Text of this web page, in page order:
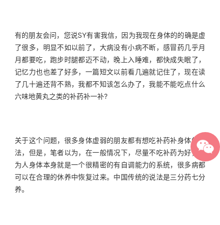
有的朋友会问，您说SY有害我信，因为我现在身体的的确是虚
了很多，明显不如以前了，大病没有小病不断，感冒药几乎月
月都要吃，跑步时腿都迈不动，晚上入睡难，都快成失眠了，
记忆力也也差了好多，一篇短文以前看几遍就记住了，现在读
了几十遍还背不熟，我都不知该怎么办了，我能不能吃点什么
六味地黄丸之类的补药补一补?
关于这个问题，很多身体虚弱的朋友都有想吃补药补身体的想
法，但是，笔者以为，在一般情况下，尽量不吃补药为好，因
为人身体本身就是一个很精密的有自调能力的系统，很多病都
可以在合理的休养中恢复过来。中国传统的说法是三分药七分
养。